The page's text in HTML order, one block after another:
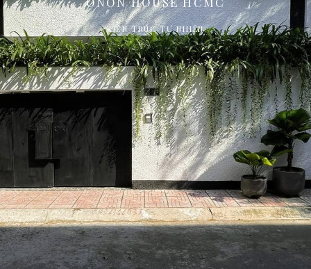
KIẾN TRÚC TỰ NHIÊN